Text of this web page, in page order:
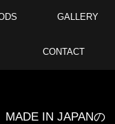
GALLERY
CONTACT
MADE IN JAPANの